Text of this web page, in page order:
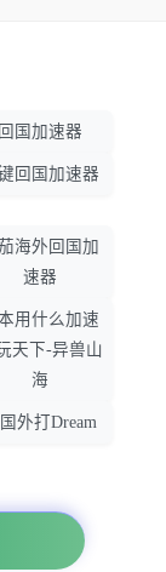
回国加速器
回国加速器
海外回国加
速器
用什么加速
天下-异兽山
海
外打Dream